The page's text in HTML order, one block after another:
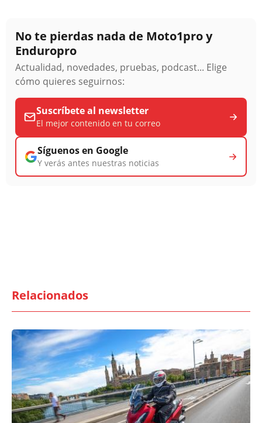
No te pierdas nada de Moto1pro y
Enduropro
Actualidad, novedades, pruebas, podcast... Elige
cómo quieres seguirnos:
Suscríbete al newsletter
El mejor contenido en tu correo
Síguenos en Google
Y verás antes nuestras noticias
Relacionados